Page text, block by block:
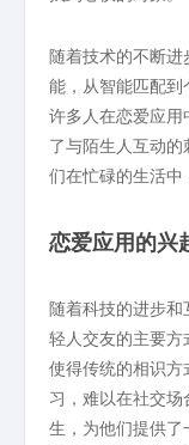
随着技术的不断
能，从智能匹配到
许多人在恋爱应
了与陌生人互动
们在忙碌的生活中
恋爱应用的兴
随着科技的进步
轻人交友的主要方
使得传统的相识
习，难以在社交
生，为他们提供